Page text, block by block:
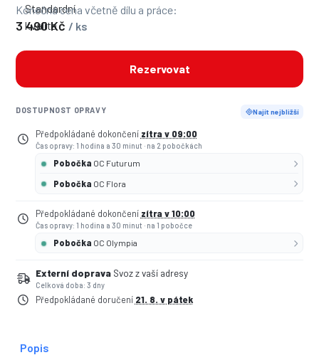
Konečná cena včetně dílu a práce:
3 490 Kč / ks
Rezervovat
DOSTUPNOST OPRAVY Najít nejbližší
Předpokládané dokončení zítra v 09:00
Čas opravy: 1 hodina a 30 minut · na 2 pobočkách
Pobočka OC Futurum
Pobočka OC Flora
Předpokládané dokončení zítra v 10:00
Čas opravy: 1 hodina a 30 minut · na 1 pobočce
Pobočka OC Olympia
Externí doprava Svoz z vaší adresy
Celková doba: 3 dny
Předpokládané doručení 21. 8. v pátek
Popis